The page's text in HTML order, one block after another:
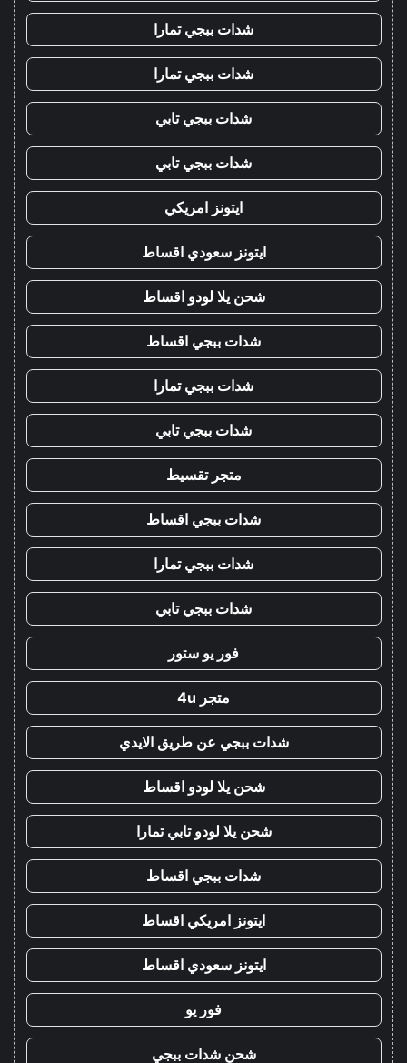
شدات ببجي تمارا
شدات ببجي تمارا
شدات ببجي تابي
شدات ببجي تابي
ايتونز امريكي
ايتونز سعودي اقساط
شحن يلا لودو اقساط
شدات ببجي اقساط
شدات ببجي تمارا
شدات ببجي تابي
متجر تقسيط
شدات ببجي اقساط
شدات ببجي تمارا
شدات ببجي تابي
فور يو ستور
متجر 4u
شدات ببجي عن طريق الايدي
شحن يلا لودو اقساط
شحن يلا لودو تابي تمارا
شدات ببجي اقساط
ايتونز امريكي اقساط
ايتونز سعودي اقساط
فور يو
شحن شدات ببجي